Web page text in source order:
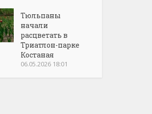
Тюльпаны
начали
расцветать в
Триатлон-парке
Костаная
06.05.2026 18:01